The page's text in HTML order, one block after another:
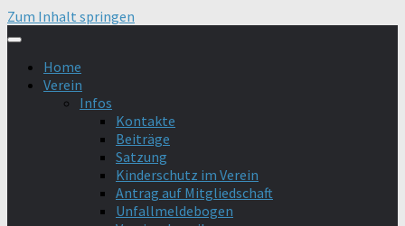
Zum Inhalt springen
Home
Verein
Infos
Kontakte
Beiträge
Satzung
Kinderschutz im Verein
Antrag auf Mitgliedschaft
Unfallmeldebogen